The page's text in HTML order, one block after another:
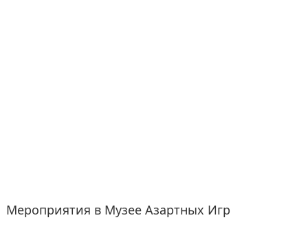
Мероприятия в Музее Азартных Игр